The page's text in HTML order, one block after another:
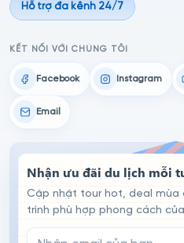
Hỗ trợ đa kênh 24/7
KẾT NỐI VỚI CHÚNG TÔI
Facebook Instagram
Email
Nhận ưu đãi du lịch mỗi
Cập nhật tour hot, deal mùa
trình phù hợp phong cách
Email đăng ký nhận tin